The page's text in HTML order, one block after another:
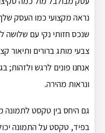
נראה מקצועי כמו העסק
שנכס חזותי נקי עם שלושה
צבעי מותג ברורים ותיאור
אנחנו פונים לרגש ולזהות;
ונראות מהירה.
גם היחס בין טקסט לתמונה
בפיד, טקסט על התמונה